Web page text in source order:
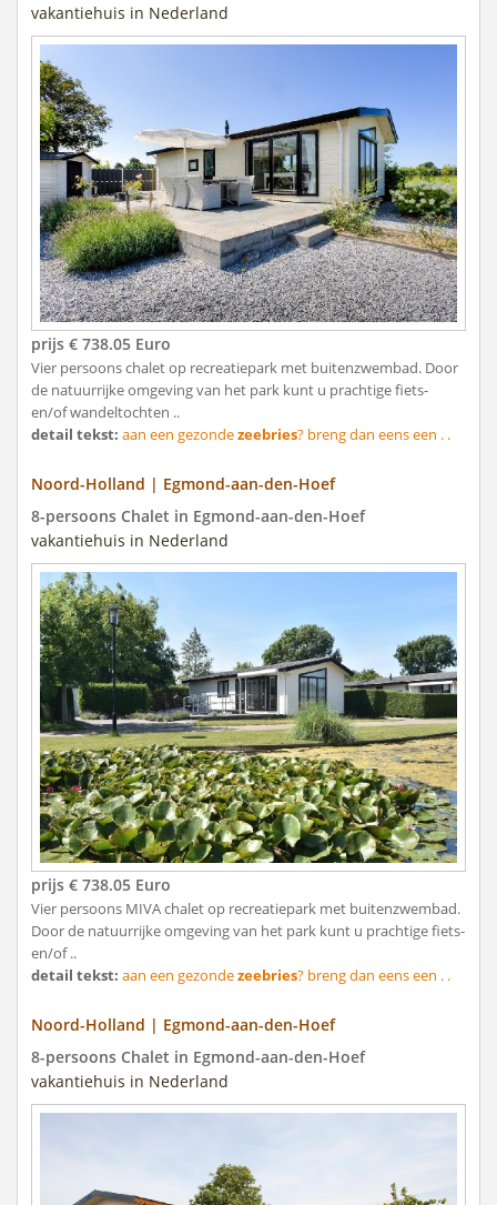
vakantiehuis in Nederland
prijs € 738.05 Euro
Vier persoons chalet op recreatiepark met buitenzwembad. Door
de natuurrijke omgeving van het park kunt u prachtige fiets-
en/of wandeltochten ..
detail tekst: aan een gezondezeebries? breng dan eens een . .
Noord-Holland | Egmond-aan-den-Hoef
8-persoons Chalet in Egmond-aan-den-Hoef
vakantiehuis in Nederland
prijs € 738.05 Euro
Vier persoons MIVA chalet op recreatiepark met buitenzwembad.
Door de natuurrijke omgeving van het park kunt u prachtige fiets-
en/of ..
detail tekst: aan een gezondezeebries? breng dan eens een . .
Noord-Holland | Egmond-aan-den-Hoef
8-persoons Chalet in Egmond-aan-den-Hoef
vakantiehuis in Nederland